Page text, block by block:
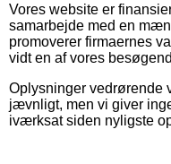
Vores website er
samarbejde med en
promoverer firmaernes
vidt en af vores
Oplysninger vedrørende
jævnligt, men vi giver
iværksat siden nyligste